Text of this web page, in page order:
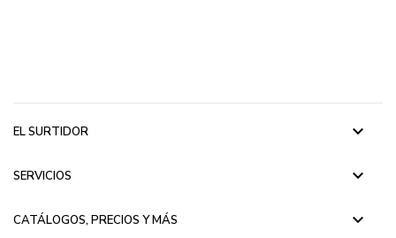
EL SURTIDOR keyboard_arrow_down
SERVICIOS keyboard_arrow_down
CATÁLOGOS, PRECIOS Y MÁS keyboard_arrow_down